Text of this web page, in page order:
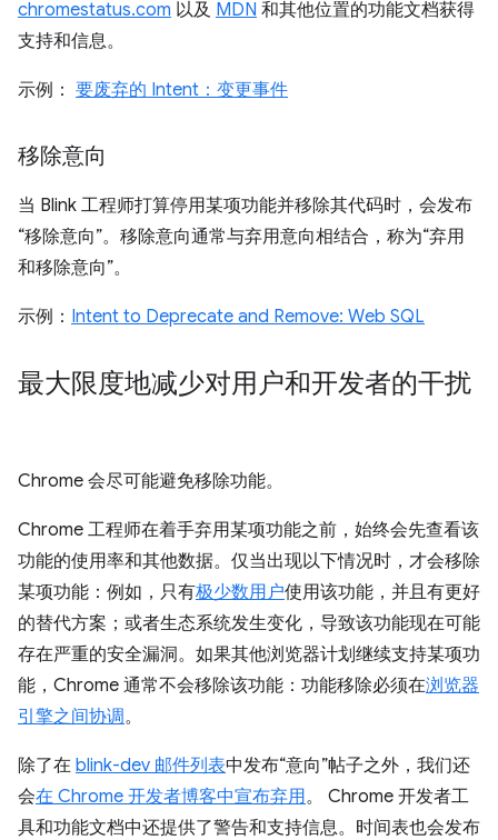
chromestatus.com 以及 MDN 和其他位置的功能文档获得
支持和信息。
示例： 要废弃的 Intent：变更事件
移除意向
当 Blink 工程师打算停用某项功能并移除其代码时，会发布
“移除意向”。移除意向通常与弃用意向相结合，称为“弃用
和移除意向”。
示例： Intent to Deprecate and Remove: Web SQL
最大限度地减少对用户和开发者的干扰
Chrome 会尽可能避免移除功能。
Chrome 工程师在着手弃用某项功能之前，始终会先查看该
功能的使用率和其他数据。仅当出现以下情况时，才会移除
某项功能：例如，只有极少数用户使用该功能，并且有更好
的替代方案；或者生态系统发生变化，导致该功能现在可能
存在严重的安全漏洞。如果其他浏览器计划继续支持某项功
能，Chrome 通常不会移除该功能：功能移除必须在浏览器
引擎之间协调。
除了在 blink-dev 邮件列表中发布“意向”帖子之外，我们还
会在 Chrome 开发者博客中宣布弃用。 Chrome 开发者工
具和功能文档中还提供了警告和支持信息。时间表也会发布